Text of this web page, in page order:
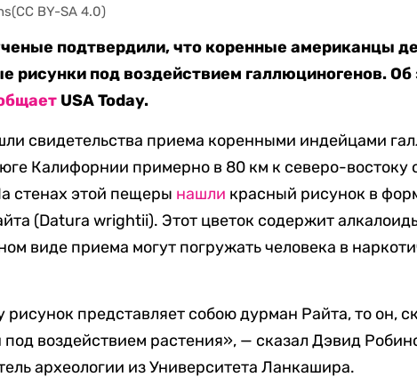
BY-SA 4.0)
подтвердили, что коренные американцы
рисунки под воздействием галлюциногенов. Об
USA Today.
свидетельства приема коренными индейцами
Калифорнии примерно в 80 км к северо-востоку
стенах этой пещеры нашли красный рисунок в
(Datura wrightii). Этот цветок содержит
виде приема могут погружать человека в
рисунок представляет собою дурман Райта, то он,
под воздействием растения», — сказал Дэвид
археологии из Университета Ланкашира.